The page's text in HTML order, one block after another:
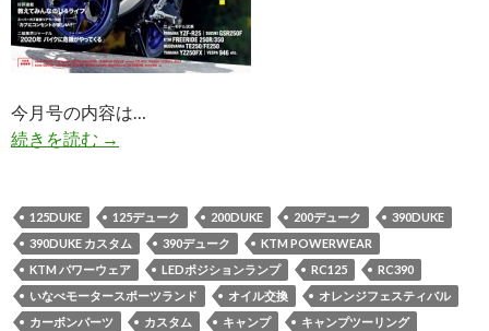
今月号の内容は…
続きを読む U4（アンダー400）最新号発売！！
→
125DUKE 125デューク 200DUKE 200デューク
390DUKE
390DUKE カスタム
390デューク
KTM POWERWEAR
KTM パワーウェア
LEDポジションランプ RC125
RC390
いなべモータースポーツランド
オイル交換
オレンジフェスティバル
カーボンパーツ
カスタム キャンプ
キャンプツーリング